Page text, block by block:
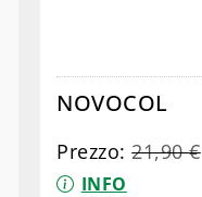
NOVOCOL
Prezzo:21,90€
INFO